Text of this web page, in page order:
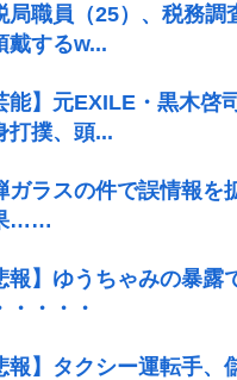
局職員（25）、税務
戴するw...
能】元EXILE・黒木
打撲、頭...
ガラスの件で誤情報を
……
報】ゆうちゃみの暴
・・・・
報】タクシー運転手